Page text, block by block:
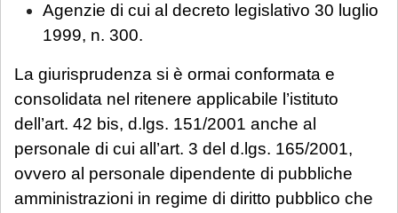
Agenzie di cui al decreto legislativo 30 luglio
1999, n. 300.
La giurisprudenza si è ormai conformata e
consolidata nel ritenere applicabile l’istituto
dell’art. 42 bis, d.lgs. 151/2001 anche al
personale di cui all’art. 3 del d.lgs. 165/2001,
ovvero al personale dipendente di pubbliche
amministrazioni in regime di diritto pubblico che